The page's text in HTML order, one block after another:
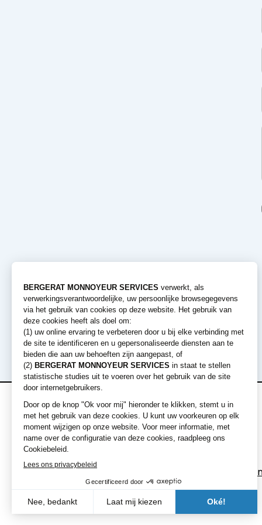
Verhuur
aanbiedingen
Korte termijn verhuur
Lange termijn verhuur
Machines
Graafmachines
Laders
Graders en
Dumpers
Uitrustingen